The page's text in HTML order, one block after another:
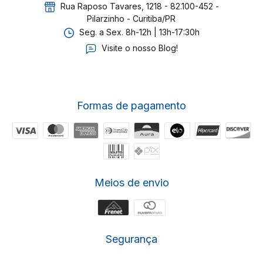
Rua Raposo Tavares, 1218 - 82.100-452 -
Pilarzinho - Curitiba/PR
Seg. a Sex. 8h-12h | 13h-17:30h
Visite o nosso Blog!
Formas de pagamento
Meios de envio
Segurança